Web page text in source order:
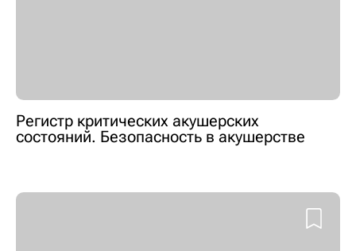
Регистр критических акушерских
состояний. Безопасность в акушерстве